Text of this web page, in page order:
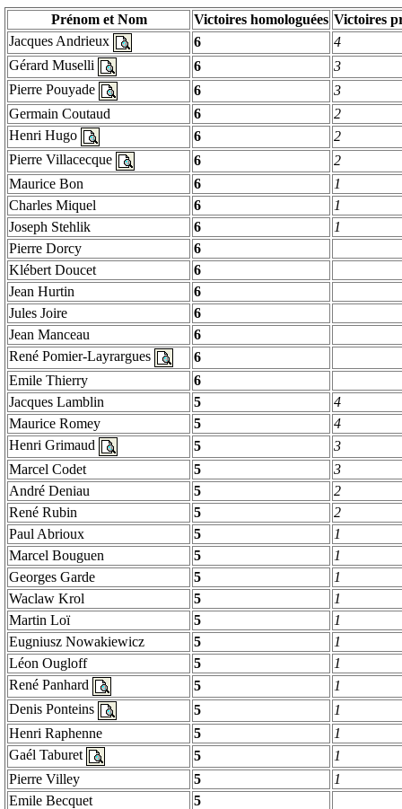
Prénom et Nom Victoires homologuées Victoires
Jacques Andrieux 6
4
Gérard Muselli 6
3
Pierre Pouyade 6
3
Germain Coutaud 6
2
Henri Hugo
6
2
Pierre Villacecque 6
2
Maurice Bon
6
1
Charles Miquel
6
1
Joseph Stehlik 6
1
Pierre Dorcy
6
Klébert Doucet
6
Jean Hurtin
6
Jules Joire
6
Jean Manceau
6
René Pomier-Layrargues
6
Emile Thierry
6
Jacques Lamblin 5
4
Maurice Romey 5
4
Henri Grimaud
5
3
Marcel Codet
5
3
André Deniau
5
2
René Rubin
5
2
Paul Abrioux 5
1
Marcel Bouguen 5
1
Georges Garde
5
1
Waclaw Krol 5
1
Martin Loï 5
1
Eugniusz Nowakiewicz 5
1
Léon Ougloff 5
1
René Panhard
5
1
Denis Ponteins 5
1
Henri Raphenne 5
1
Gaél Taburet 5
1
Pierre Villey 5
1
Emile Becquet
5